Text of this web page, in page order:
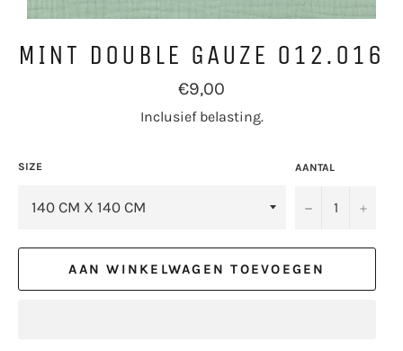
MINT DOUBLE GAUZE 012.016
Normale
prijs
€9,00
Inclusief belasting.
SIZE AANTAL
− +
AAN WINKELWAGEN TOEVOEGEN